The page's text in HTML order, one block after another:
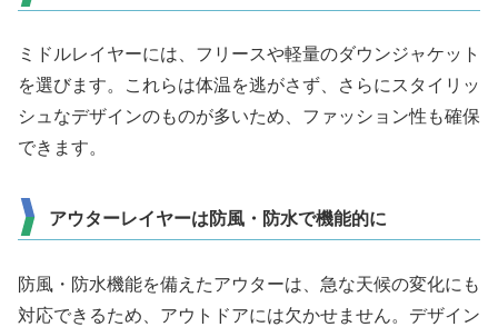
ミドルレイヤーには、フリースや軽量のダウンジャケット
を選びます。これらは体温を逃がさず、さらにスタイリッ
シュなデザインのものが多いため、ファッション性も確保
できます。
アウターレイヤーは防風・防水で機能的に
防風・防水機能を備えたアウターは、急な天候の変化にも
対応できるため、アウトドアには欠かせません。デザイン